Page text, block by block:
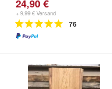
24,90 €
+ 9,99 € Versand
76